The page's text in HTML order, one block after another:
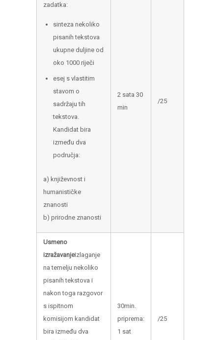
zadatka:
sinteza nekoliko
pisanih tekstova
ukupne duljine od
oko 1000 riječi
esej s vlastitim
stavom o
sadržaju tih
tekstova.
Kandidat bira
između dva
područja:
a) književnost i
humanističke
znanosti
b) prirodne znanosti
2 sata 30
min
/25
Usmeno
izražavanjeIzlaganje
na temelju nekoliko
pisanih tekstova i
nakon toga razgovor
s ispitnom
komisijom kandidat
bira između dva
30min.
priprema:
1 sat
/25